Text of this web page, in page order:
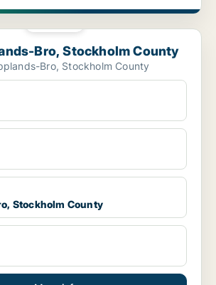
Stockholm County
Upplands-Bro, Stockholm County
til leje i Upplands-Bro, Stockholm County
Stockholm County